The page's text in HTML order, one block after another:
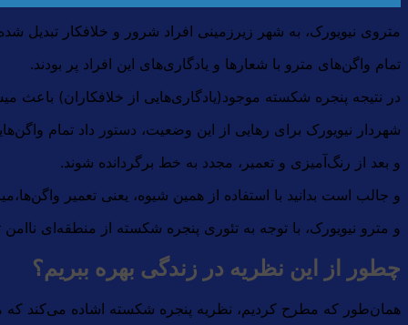
متروی نیویورک، به شهر زیرزمینی افراد شرور و خلافکار تبدیل
تمام واگن‌های مترو با شعارها و یادگاری‌های این افراد پر بودند.
در نتیجه پنجره شکسته موجود(یادگاری‌هایی از خلافکاران) باعث
شهردار نیویورک برای رهایی از این وضعیت، دستور داد تمام
و بعد از رنگ‌آمیزی و تعمیر، مجدد به خط برگردانده شوند.
و جالب است بدانید با استفاده از همین شیوه، یعنی تعمیر
و مترو نیویورک، با توجه به تئوری پنجره شکسته از منطقه‌ای
چطور از این نظریه در زندگی بهره ببریم؟
همان‌طور که مطرح کردیم، نظریه پنجره شکسته اشاده می‌کند که